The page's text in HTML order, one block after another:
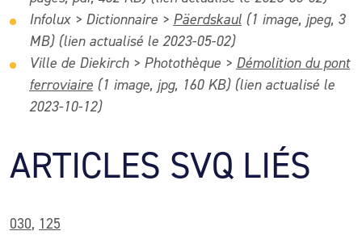
Infolux > Dictionnaire > Päerdskaul (1 image, jpeg, 3
MB) (lien actualisé le 2023-05-02)
Ville de Diekirch > Photothèque > Démolition du pont
ferroviaire (1 image, jpg, 160 KB) (lien actualisé le
2023-10-12)
ARTICLES SVQ LIÉS
030, 125